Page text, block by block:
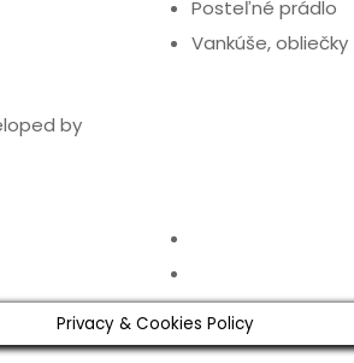
Posteľné prádlo
Vankúše, obliečky
by
Privacy & Cookies Policy